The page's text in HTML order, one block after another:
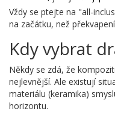
Vždy se ptejte na "all-
na začátku, než
Kdy vybrat
Někdy se zdá, že
nejlevnější. Ale existují
materiálu (keramika)
horizontu.